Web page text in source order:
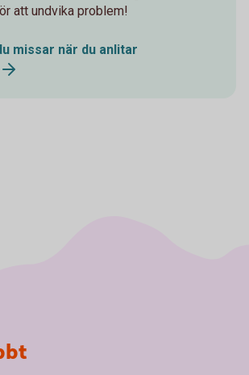
att undvika problem!
missar när du anlitar